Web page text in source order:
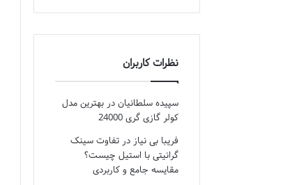
نظرات کاربران
سپیده سلطانیان دربهترین مدل
کولر گازی گری 24000
فریبا بی نیاز درتفاوت سینک
گرانیتی با استیل چیست؟
مقایسه جامع و کاربردی